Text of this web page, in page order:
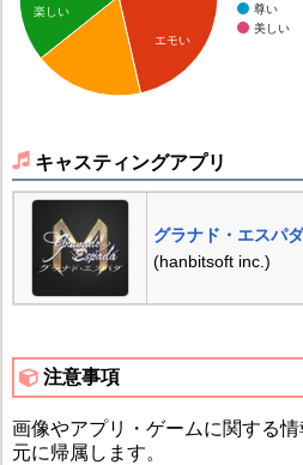
尊い
美しい
エモい
楽しい
キャスティングアプリ
グラナド・エスパ
(hanbitsoft inc.)
注意事項
画像やアプリ・ゲームに関する
元に帰属します。